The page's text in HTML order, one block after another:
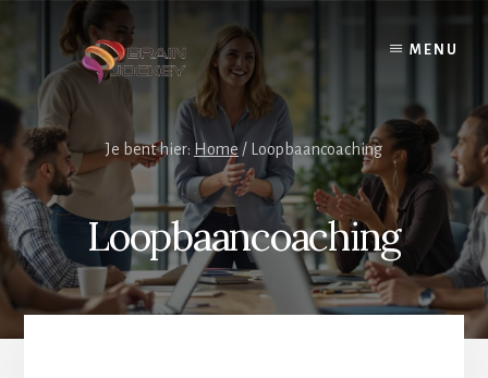
MENU
Je bent hier: Home / Loopbaancoaching
Loopbaancoaching